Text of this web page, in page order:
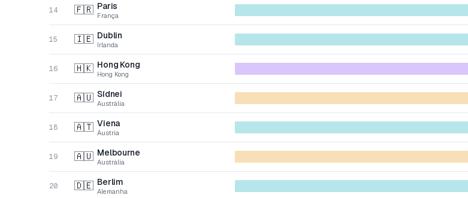
14 🇫🇷 Paris
França
15 🇮🇪 Dublin
Irlanda
16 🇭🇰 Hong Kong
Hong Kong
17 🇦🇺 Sídnei
Austrália
18 🇦🇹 Viena
Áustria
19 🇦🇺 Melbourne
Austrália
20 🇩🇪 Berlim
Alemanha